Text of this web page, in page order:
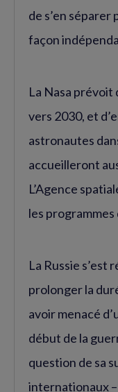
de s’en
façon
La Nasa prévoit
vers 2030, et
astronautes
accueilleront
L’Agence
les
La Russie s’est
prolonger la
avoir menacé
début de la
question de sa
internationaux –